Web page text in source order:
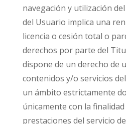
navegación y utilización
del Usuario implica una
licencia o cesión total o
derechos por parte del
dispone de un derecho de
contenidos y/o servicios
un ámbito estrictamente
únicamente con la
prestaciones del servicio